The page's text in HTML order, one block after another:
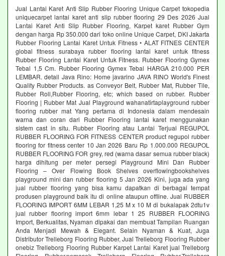
Jual Lantai Karet Anti Slip Rubber Flooring Unique Carpet tokopedia
uniquecarpet lantai karet anti slip rubber flooring 29 Des 2026 Jual
Lantai Karet Anti Slip Rubber Flooring, Karpet karet Rubber Gym
dengan harga Rp 350.000 dari toko online Unique Carpet, DKI Jakarta
Rubber Flooring Lantai Karet Untuk Fitness • ALAT FITNES CENTER
global fitness surabaya rubber flooring lantai karet untuk fitness
Rubber Flooring Lantai Karet Untuk Fitness. Rubber Flooring Gymex
Tebal 1,5 Cm. Rubber Flooring Gymex Tebal HARGA 210.000 PER
LEMBAR. detail Java Rino: Home javarino JAVA RINO World's Finest
Quality Rubber Products. as Conveyor Belt, Rubber Mat, Rubber Tile,
Rubber Roll,Rubber Flooring, etc; which based on rubber. Rubber
Flooring | Rubber Mat Jual Playground wahanatirtaplayground rubber
flooring rubber mat Yang pertama di Indonesia dalam mendesain
warna dan coran dari Rubber Flooring lantai karet menggunakan
sistem cast in situ. Rubber Flooring atau Lantai Terjual REGUPOL
RUBBER FLOORING FOR FITNESS CENTER product regupol rubber
flooring for fitness center 10 Jan 2026 Baru Rp 1.000.000 REGUPOL
RUBBER FLOORING FOR grey, red (warna dasar semua rubber black)
harga dihitung per meter persegi Playground Mini Dan Rubber
Flooring – Over Flowing Book Shelves overflowingbookshelves
playground mini dan rubber flooring 5 Jan 2026 Kini, juga ada yang
jual rubber flooring yang bisa kamu dapatkan di berbagai tempat
produsen playground baik itu di online ataupun offline. Jual RUBBER
FLOORING IMPORT 6MM LEBAR 1,25 M x 10 M di bukalapak 2dtu1v
jual rubber flooring import 6mm lebar 1 25 RUBBER FLOORING
Import, Berkualitas, Nyaman dipakai dan membuat Tampilan Ruangan
Anda Menjadi Mewah & Elegant. Selain Nyaman & Kuat, Juga
Distributor Trelleborg Flooring Rubber, Jual Trelleborg Flooring Rubber
onebiz Trelleborg Flooring Rubber Karpet Lantai Karet jual Trelleborg